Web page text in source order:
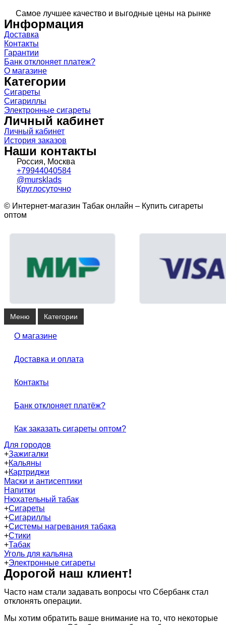
Самое лучшее качество и выгодные цены на рынке
Информация
Доставка
Контакты
Гарантии
Банк отклоняет платеж?
О магазине
Категории
Сигареты
Сигариллы
Электронные сигареты
Личный кабинет
Личный кабинет
История заказов
Наши контакты
Россия, Москва
+79944040584
@mursklads
Круглосуточно
© Интернет-магазин Табак онлайн – Купить сигареты
оптом
Меню Категории
О магазине
Доставка и оплата
Контакты
Банк отклоняет платёж?
Как заказать сигареты оптом?
Для городов
+Зажигалки
+Кальяны
+Картриджи
Маски и антисептики
Напитки
Нюхательный табак
+Сигареты
+Сигариллы
+Системы нагревания табака
+Стики
+Табак
Уголь для кальяна
+Электронные сигареты
Дорогой наш клиент!
Часто нам стали задавать вопросы что Сбербанк стал
отклонять операции.
Мы хотим обратить ваше внимание на то, что некоторые